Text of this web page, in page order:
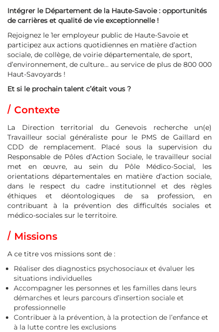
Intégrer le Département de la Haute-Savoie : opportunités
de carrières et qualité de vie exceptionnelle !
Rejoignez le 1er employeur public de Haute-Savoie et
participez aux actions quotidiennes en matière d’action
sociale, de collège, de voirie départementale, de sport,
d’environnement, de culture… au service de plus de 800 000
Haut-Savoyards !
Et si le prochain talent c’était vous ?
Contexte
La Direction territorial du Genevois recherche un(e)
Travailleur social généraliste pour le PMS de Gaillard en
CDD de remplacement. Placé sous la supervision du
Responsable de Pôles d’Action Sociale, le travailleur social
met en œuvre, au sein du Pôle Médico-Social, les
orientations départementales en matière d’action sociale,
dans le respect du cadre institutionnel et des règles
éthiques et déontologiques de sa profession, en
contribuant à la prévention des difficultés sociales et
médico-sociales sur le territoire.
Missions
A ce titre vos missions sont de :
Réaliser des diagnostics psychosociaux et évaluer les
situations individuelles
Accompagner les personnes et les familles dans leurs
démarches et leurs parcours d’insertion sociale et
professionnelle
Contribuer à la prévention, à la protection de l’enfance et
à la lutte contre les exclusions